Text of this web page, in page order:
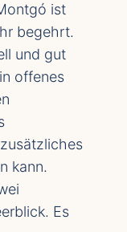
ist
begehrt.
und gut
offenes
kann.
Es